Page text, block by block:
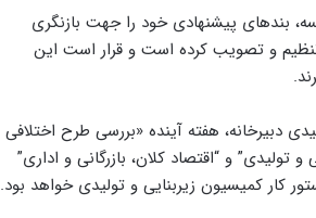
بندهای پیشنهادی خود را جهت بازنگری
و تصویب کرده است و قرار است این
دبیرخانه، هفته آینده «بررسی طرح اختلافی
و “اقتصاد کلان، بازرگانی و اداری”
کار کمیسیون زیربنایی و تولیدی خواهد بود.